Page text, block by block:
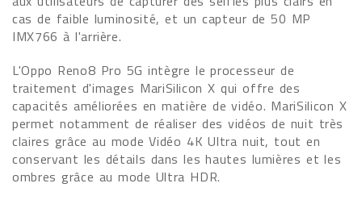
cas de faible luminosité, et un capteur de 50 MP
IMX766 à l'arrière.
L'Oppo Reno8 Pro 5G intègre le processeur de
traitement d'images MariSilicon X qui offre des
capacités améliorées en matière de vidéo. MariSilicon X
permet notamment de réaliser des vidéos de nuit très
claires grâce au mode Vidéo 4K Ultra nuit, tout en
conservant les détails dans les hautes lumières et les
ombres grâce au mode Ultra HDR.